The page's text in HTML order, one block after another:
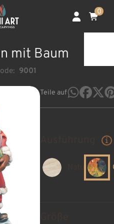
0
mit Baum
9001
Teile auf